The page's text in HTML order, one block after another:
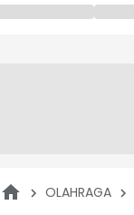
OLAHRAGA